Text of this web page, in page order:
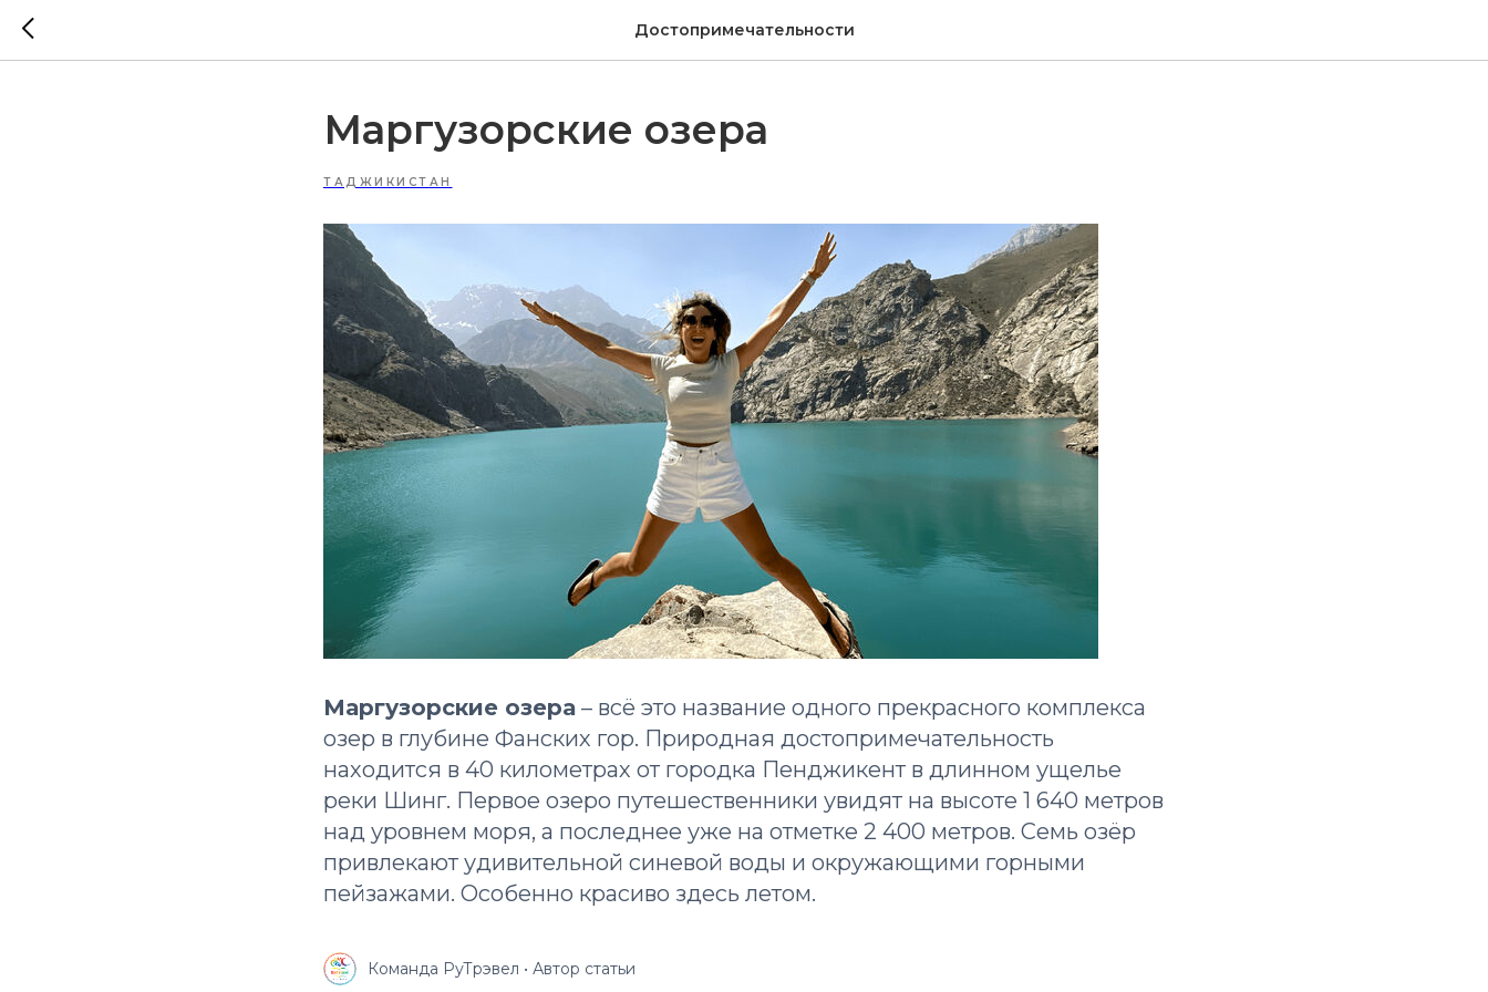
Достопримечательности
Маргузорские озера
ТАДЖИКИСТАН
Маргузорские озера – всё это название одного прекрасного комплекса
озер в глубине Фанских гор. Природная достопримечательность
находится в 40 километрах от городка Пенджикент в длинном ущелье
реки Шинг. Первое озеро путешественники увидят на высоте 1 640 метров
над уровнем моря, а последнее уже на отметке 2 400 метров. Семь озёр
привлекают удивительной синевой воды и окружающими горными
пейзажами. Особенно красиво здесь летом.
Команда РуТрэвел • Автор статьи